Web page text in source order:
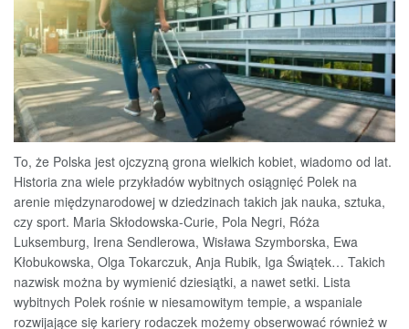
To, że Polska jest ojczyzną grona wielkich kobiet, wiadomo od lat.
Historia zna wiele przykładów wybitnych osiągnięć Polek na
arenie międzynarodowej w dziedzinach takich jak nauka, sztuka,
czy sport. Maria Skłodowska-Curie, Pola Negri, Róża
Luksemburg, Irena Sendlerowa, Wisława Szymborska, Ewa
Kłobukowska, Olga Tokarczuk, Anja Rubik, Iga Świątek… Takich
nazwisk można by wymienić dziesiątki, a nawet setki. Lista
wybitnych Polek rośnie w niesamowitym tempie, a wspaniale
rozwijające się kariery rodaczek możemy obserwować również w